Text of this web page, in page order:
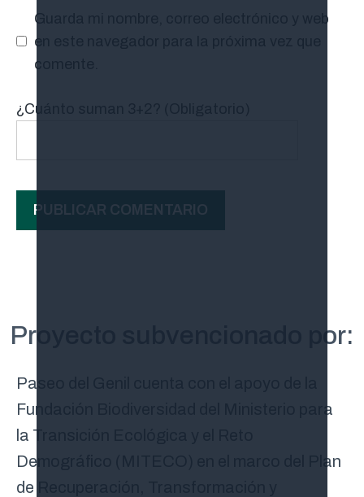
Guarda mi nombre, correo electrónico y web
en este navegador para la próxima vez que
comente.
¿Cuánto suman 3+2? (Obligatorio)
Proyecto subvencionado por:
Paseo del Genil cuenta con el apoyo de la
Fundación Biodiversidad del Ministerio para
la Transición Ecológica y el Reto
Demográfico (MITECO) en el marco del Plan
de Recuperación, Transformación y